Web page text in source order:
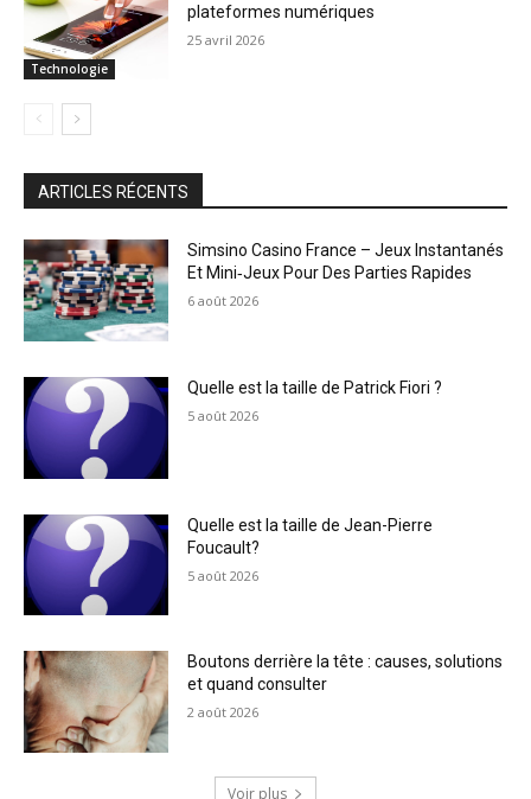
Technologie
plateformes numériques
25 avril 2026
ARTICLES RÉCENTS
Simsino Casino France – Jeux Instantanés
Et Mini‑Jeux Pour Des Parties Rapides
6 août 2026
Quelle est la taille de Patrick Fiori ?
5 août 2026
Quelle est la taille de Jean-Pierre
Foucault?
5 août 2026
Boutons derrière la tête : causes, solutions
et quand consulter
2 août 2026
Voir plus